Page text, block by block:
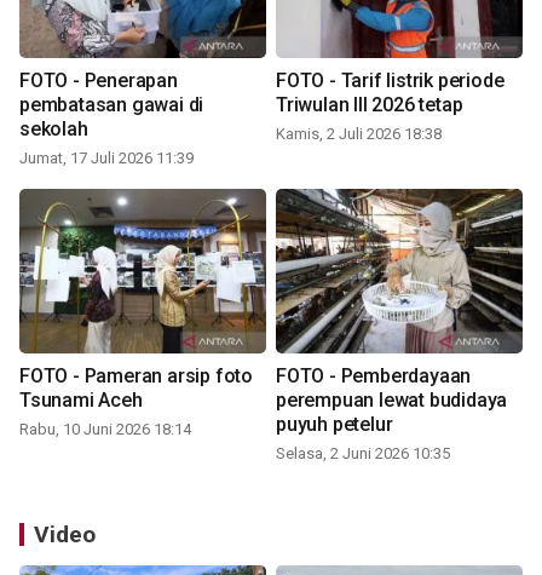
FOTO - Penerapan
pembatasan gawai di
sekolah
Jumat, 17 Juli 2026 11:39
FOTO - Tarif listrik periode
Triwulan III 2026 tetap
Kamis, 2 Juli 2026 18:38
FOTO - Pameran arsip foto
Tsunami Aceh
Rabu, 10 Juni 2026 18:14
FOTO - Pemberdayaan
perempuan lewat budidaya
puyuh petelur
Selasa, 2 Juni 2026 10:35
Video